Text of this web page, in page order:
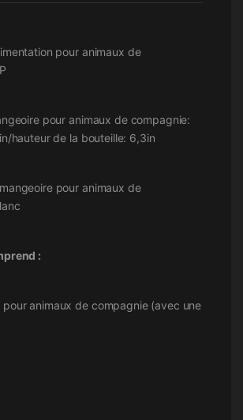
pour animaux de
pour animaux de compagnie:
hauteur de la bouteille: 6,3in
pour animaux de
:
pour animaux de compagnie (avec une